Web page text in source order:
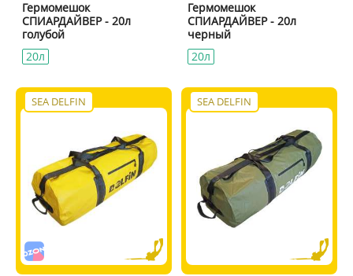
Гермомешок
СПИАРДАЙВЕР - 20л
голубой
20л
Гермомешок
СПИАРДАЙВЕР - 20л
черный
20л
SEA DELFIN SEA DELFIN